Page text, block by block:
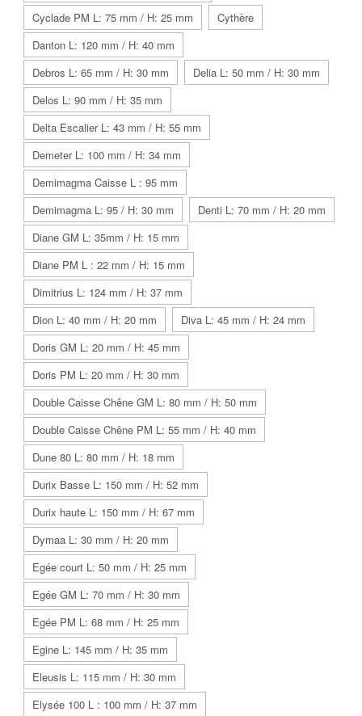
Cyclade PM L: 75 mm / H: 25 mm
Cythère
Danton L: 120 mm / H: 40 mm
Debros L: 65 mm / H: 30 mm
Delia L: 50 mm / H: 30 mm
Delos L: 90 mm / H: 35 mm
Delta Escalier L: 43 mm / H: 55 mm
Demeter L: 100 mm / H: 34 mm
Demimagma Caisse L : 95 mm
Demimagma L: 95 / H: 30 mm
Denti L: 70 mm / H: 20 mm
Diane GM L: 35mm / H: 15 mm
Diane PM L : 22 mm / H: 15 mm
Dimitrius L: 124 mm / H: 37 mm
Dion L: 40 mm / H: 20 mm
Diva L: 45 mm / H: 24 mm
Doris GM L: 20 mm / H: 45 mm
Doris PM L: 20 mm / H: 30 mm
Double Caisse Chêne GM L: 80 mm / H: 50 mm
Double Caisse Chêne PM L: 55 mm / H: 40 mm
Dune 80 L: 80 mm / H: 18 mm
Durix Basse L: 150 mm / H: 52 mm
Durix haute L: 150 mm / H: 67 mm
Dymaa L: 30 mm / H: 20 mm
Egée court L: 50 mm / H: 25 mm
Egée GM L: 70 mm / H: 30 mm
Egée PM L: 68 mm / H: 25 mm
Egine L: 145 mm / H: 35 mm
Eleusis L: 115 mm / H: 30 mm
Elysée 100 L : 100 mm / H: 37 mm